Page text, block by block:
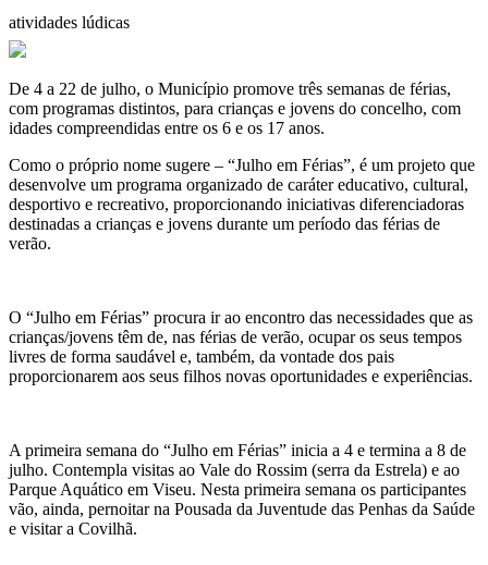
atividades lúdicas
De 4 a 22 de julho, o Município promove três semanas de férias,
com programas distintos, para crianças e jovens do concelho, com
idades compreendidas entre os 6 e os 17 anos.
Como o próprio nome sugere – “Julho em Férias”, é um projeto que
desenvolve um programa organizado de caráter educativo, cultural,
desportivo e recreativo, proporcionando iniciativas diferenciadoras
destinadas a crianças e jovens durante um período das férias de
verão.
O “Julho em Férias” procura ir ao encontro das necessidades que as
crianças/jovens têm de, nas férias de verão, ocupar os seus tempos
livres de forma saudável e, também, da vontade dos pais
proporcionarem aos seus filhos novas oportunidades e experiências.
A primeira semana do “Julho em Férias” inicia a 4 e termina a 8 de
julho. Contempla visitas ao Vale do Rossim (serra da Estrela) e ao
Parque Aquático em Viseu. Nesta primeira semana os participantes
vão, ainda, pernoitar na Pousada da Juventude das Penhas da Saúde
e visitar a Covilhã.